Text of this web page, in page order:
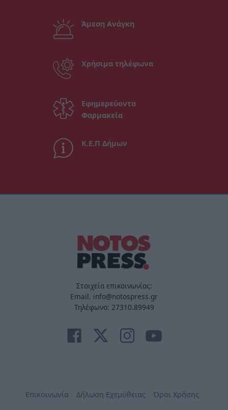
Άμεση Ανάγκη
Χρήσιμα τηλέφωνα
Εφημερεύοντα
Φαρμακεία
Κ.Ε.Π Δήμων
Στοιχεία επικοινωνίας:
Email. info@notospress.gr
Τηλέφωνο: 27310.89949
Επικοινωνία Δήλωση Εχεμύθειας Όροι Χρήσης